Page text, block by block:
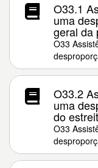
O33.1
uma
geral da
O33
O33.2
uma
do
O33